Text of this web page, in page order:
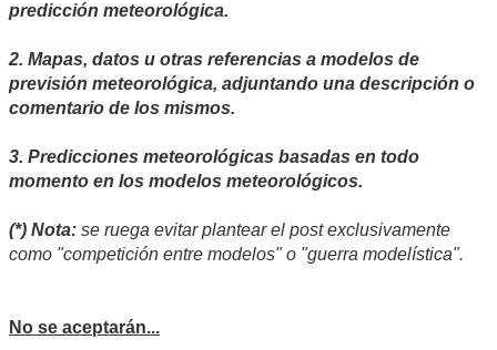
predicción meteorológica.
2. Mapas, datos u otras referencias a modelos de
previsión meteorológica, adjuntando una descripción o
comentario de los mismos.
3. Predicciones meteorológicas basadas en todo
momento en los modelos meteorológicos.
(*) Nota: se ruega evitar plantear el post exclusivamente
como "competición entre modelos" o "guerra modelística".
No se aceptarán...